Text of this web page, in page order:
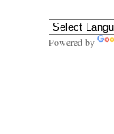
Powered by